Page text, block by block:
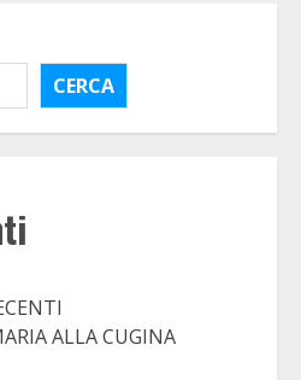
CERCA
ALLA CUGINA